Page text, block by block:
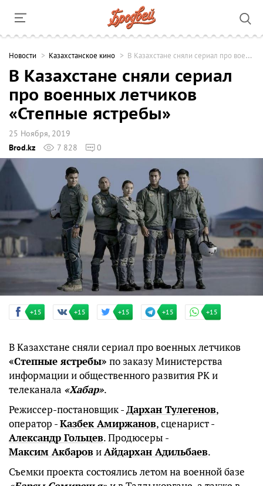
Новости Казахстанское кино В Казахстане сняли сериал про военных летчиков «Степные ястребы»
В Казахстане сняли сериал
про военных летчиков
«Степные ястребы»
25 Ноября, 2019
Brod.kz
7 828 0
+15 +15 +15 +15 +15
В Казахстане сняли сериал про военных летчиков
«Степные ястребы» по заказу Министерства
информации и общественного развития РК и
телеканала «Хабар».
Режиссер-постановщик -Дархан Тулегенов,
оператор -Казбек Амиржанов, сценарист -
Александр Гольцев. Продюсеры -
Максим АкбаровиАйдархан Адильбаев.
Съемки проекта состоялись летом на военной базе